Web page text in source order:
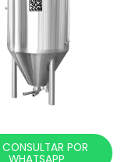
CONSULTAR POR